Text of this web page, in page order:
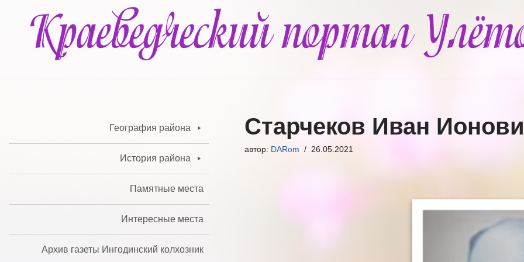
Перейти
содержимому
География района
История района
Памятные места
Интересные места
Архив газеты Ингодинский колхозник
Старчеков Иван
автор: DARom 26.05.2021